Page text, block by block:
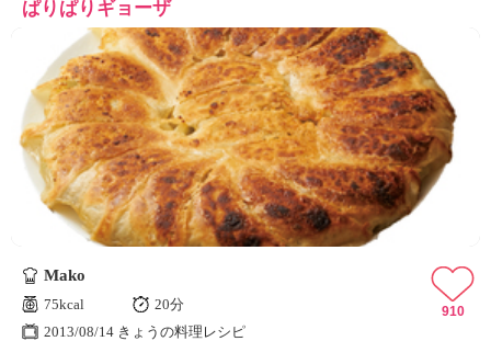
ぱりぱりギョーザ
Mako
75kcal
20分
2013/08/14 きょうの料理レシピ
910